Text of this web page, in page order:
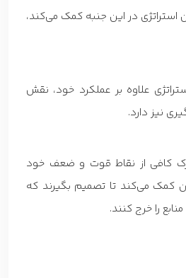
استراتژی در این جنبه کمک می‌کند،
علاوه بر عملکرد خود، نقش
نیز دارد.
کافی از نقاط قوت و ضعف خود
کمک می‌کند تا تصمیم بگیرند که
را خرج کنند.